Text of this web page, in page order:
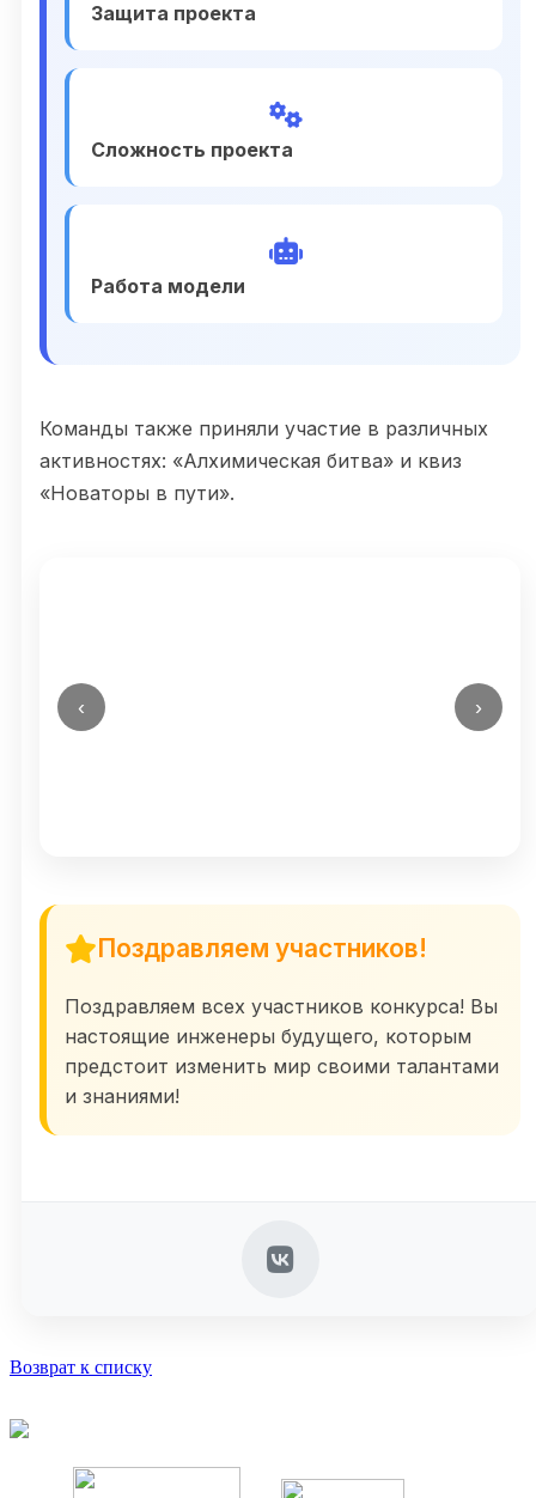
Защита проекта
Сложность проекта
Работа модели
Команды также приняли участие в различных
активностях: «Алхимическая битва» и квиз
«Новаторы в пути».
‹ ›
Поздравляем участников!
Поздравляем всех участников конкурса! Вы
настоящие инженеры будущего, которым
предстоит изменить мир своими талантами
и знаниями!
Возврат к списку